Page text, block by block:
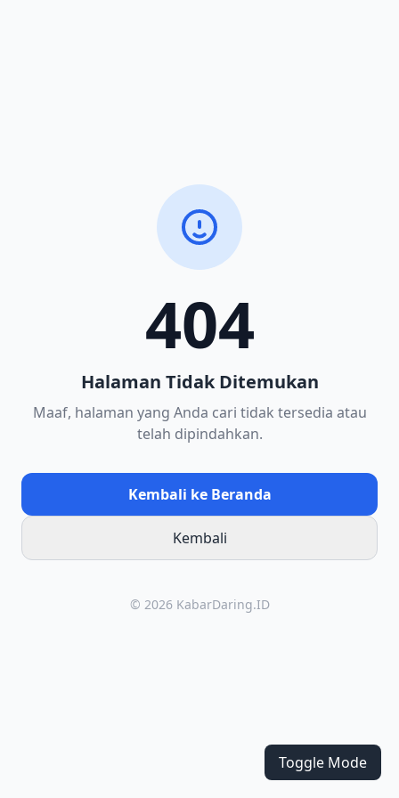
404
Halaman Tidak Ditemukan
Maaf, halaman yang Anda cari tidak tersedia atau
telah dipindahkan.
Kembali ke Beranda
Kembali
© 2026 KabarDaring.ID
Toggle Mode